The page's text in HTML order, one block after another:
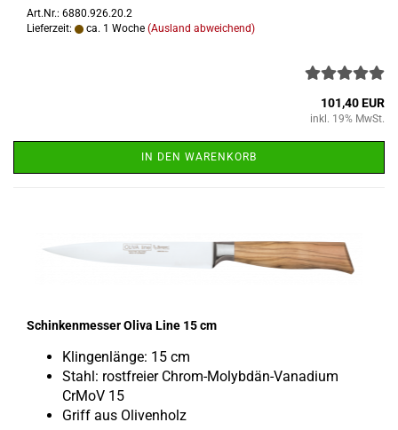
Art.Nr.: 6880.926.20.2
Lieferzeit:
ca. 1 Woche (Ausland abweichend)
101,40 EUR
inkl. 19% MwSt.
IN DEN WARENKORB
Schin­ken­mes­ser Oliva Line 15 cm
Klin­gen­län­ge: 15 cm
Stahl: rost­frei­er Chrom-​Molybdän-Vanadium
CrMoV 15
Griff aus Oli­ven­holz